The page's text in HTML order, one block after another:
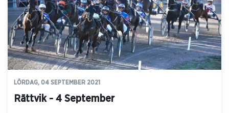
LÖRDAG, 04 SEPTEMBER 2021
Rättvik - 4 September